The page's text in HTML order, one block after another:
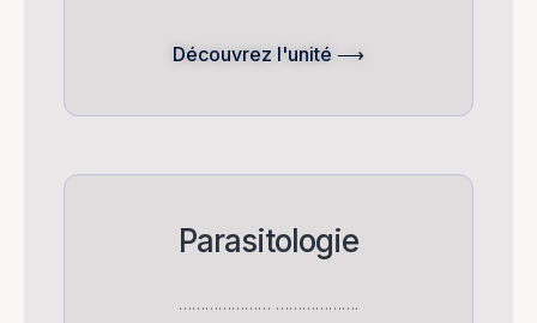
Découvrez l'unité ⟶
Parasitologie
………………… ……………….